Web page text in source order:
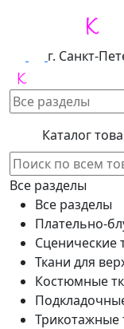
г. Санкт-
Каталог
Все разделы
Все разделы
Плательно-
Сценические
Ткани для
Костюмные
Трикотажные